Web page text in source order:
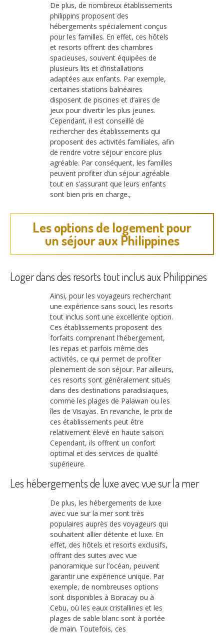
De plus, de nombreux établissements
philippins proposent des
hébergements spécialement conçus
pour les familles. En effet, ces hôtels
et resorts offrent des chambres
spacieuses, souvent équipées de
plusieurs lits et d’installations
adaptées aux enfants. Par exemple,
certaines stations balnéaires
disposent de piscines et d’aires de
jeux pour divertir les plus jeunes.
Cependant, il est conseillé de
rechercher des établissements qui
proposent des activités familiales, afin
de rendre votre séjour encore plus
agréable. Par conséquent, les familles
peuvent profiter d’un séjour agréable
tout en s’assurant que leurs enfants
sont bien pris en charge.,
Les options de logement pour
un séjour aux Philippines
Loger dans des resorts tout inclus aux Philippines
Ainsi, pour les voyageurs recherchant
une expérience sans souci, les resorts
tout inclus sont une excellente option.
Ces établissements proposent des
forfaits comprenant l’hébergement,
les repas et parfois même des
activités, ce qui permet de profiter
pleinement de son séjour. Par ailleurs,
ces resorts sont généralement situés
dans des destinations paradisiaques,
comme les plages de Palawan ou les
îles de Visayas. En revanche, le prix de
ces établissements peut être
relativement élevé en haute saison.
Cependant, ils offrent un confort
optimal et des services de qualité
supérieure.
Les hébergements de luxe avec vue sur la mer
De plus, les hébergements de luxe
avec vue sur la mer sont très
populaires auprès des voyageurs qui
souhaitent allier détente et luxe. En
effet, des hôtels et resorts exclusifs,
offrant des suites avec vue
panoramique sur l’océan, peuvent
garantir une expérience unique. Par
exemple, de nombreuses options
sont disponibles à Boracay ou à
Cebu, où les eaux cristallines et les
plages de sable blanc sont à portée
de main. Toutefois, ces